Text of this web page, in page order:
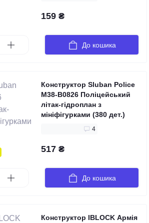
159 ₴
До кошика
Конструктор Sluban Police
M38-B0826 Поліцейський
літак-гідроплан з
мініфігурками (380 дет.)
4
517 ₴
До кошика
Конструктор IBLOCK Армія